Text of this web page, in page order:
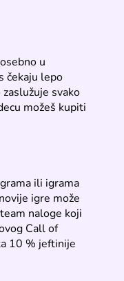
u
čekaju lepo
svako
možeš kupiti
ili igrama
igre može
naloge koji
Call of
10 % jeftinije